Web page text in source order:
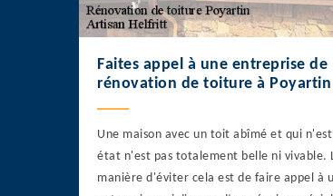
Faites appel à une entreprise de
rénovation de toiture à Poyartin
Une maison avec un toit abîmé et qui n'est
état n'est pas totalement belle ni vivable.
manière d'éviter cela est de faire appel à